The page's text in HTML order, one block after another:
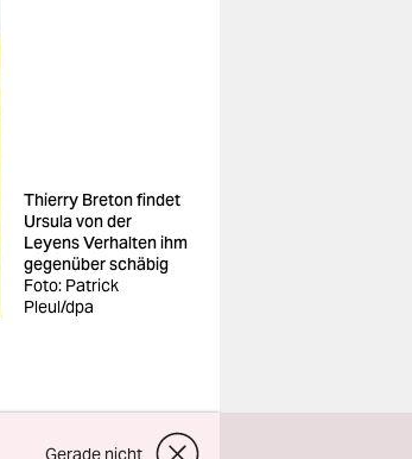
Thierry Breton findet
Ursula von der
Leyens Verhalten ihm
gegenüber schäbig
Foto: Patrick
Pleul/dpa
Gerade nicht